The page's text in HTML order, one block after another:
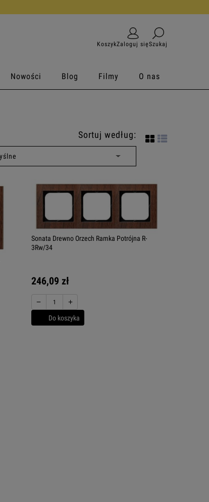
KoszykZaloguj sięSzukaj
Nowości Blog Filmy O nas
Sortuj według:
Sonata Drewno Orzech Ramka Potrójna R-
3Rw/34
246,09 zł
− +
Do koszyka